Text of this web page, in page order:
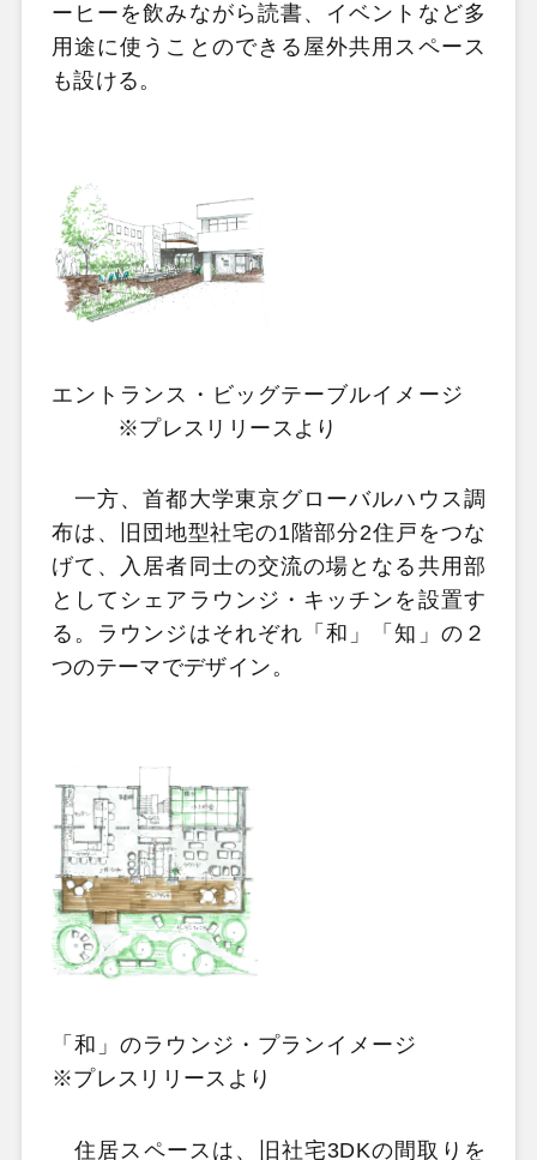
ーヒーを飲みながら読書、イベントなど多
用途に使うことのできる屋外共用スペース
も設ける。
エントランス・ビッグテーブルイメージ
※プレスリリースより
一方、首都大学東京グローバルハウス調
布は、旧団地型社宅の1階部分2住戸をつな
げて、入居者同士の交流の場となる共用部
としてシェアラウンジ・キッチンを設置す
る。ラウンジはそれぞれ「和」「知」の２
つのテーマでデザイン。
「和」のラウンジ・プランイメージ
※プレスリリースより
住居スペースは、旧社宅3DKの間取りを